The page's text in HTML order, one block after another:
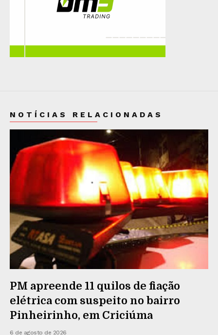
NOTÍCIAS RELACIONADAS
PM apreende 11 quilos de fiação
elétrica com suspeito no bairro
Pinheirinho, em Criciúma
6 de agosto de 2026